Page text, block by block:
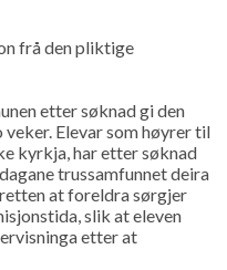
frå den pliktige
etter søknad gi den
Elevar som høyrer til
kyrkja, har etter søknad
trussamfunnet deira
at foreldra sørgjer
slik at eleven
etter at